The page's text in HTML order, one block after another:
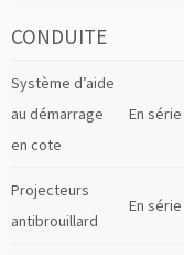
CONDUITE
Système d’aide
au démarrage
en cote
En série
Projecteurs
antibrouillard
En série